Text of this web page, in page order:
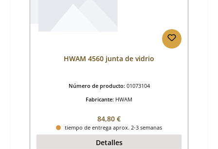
HWAM 4560 junta de vidrio
Número de producto: 01073104
Fabricante: HWAM
Precio normal:
84,80 €
tiempo de entrega aprox. 2-3 semanas
Detalles